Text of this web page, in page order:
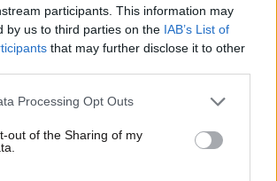
participants. This information may
by us to third parties on the IAB’s List of
that may further disclose it to other
this website/app uses one or more Google
visit or usage behaviour. You may click to
to Google and its third-party tags to
below specified purposes in below Google
Processing Opt Outs
out of the Sharing of my
ΑΝΑΓΝΩΣΤΏΝ